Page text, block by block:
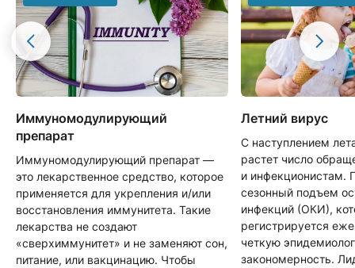
Иммуномодулирующий
препарат
Иммуномодулирующий препарат —
это лекарственное средство, которое
применяется для укрепления и/или
восстановления иммунитета. Такие
лекарства не создают
«сверхиммунитет» и не заменяют сон,
питание, или вакцинацию. Чтобы
Летний вирус
С наступлением
растет число
и инфекционистам.
сезонный подъем
инфекций (ОКИ),
регистрируется
четкую
закономерность.